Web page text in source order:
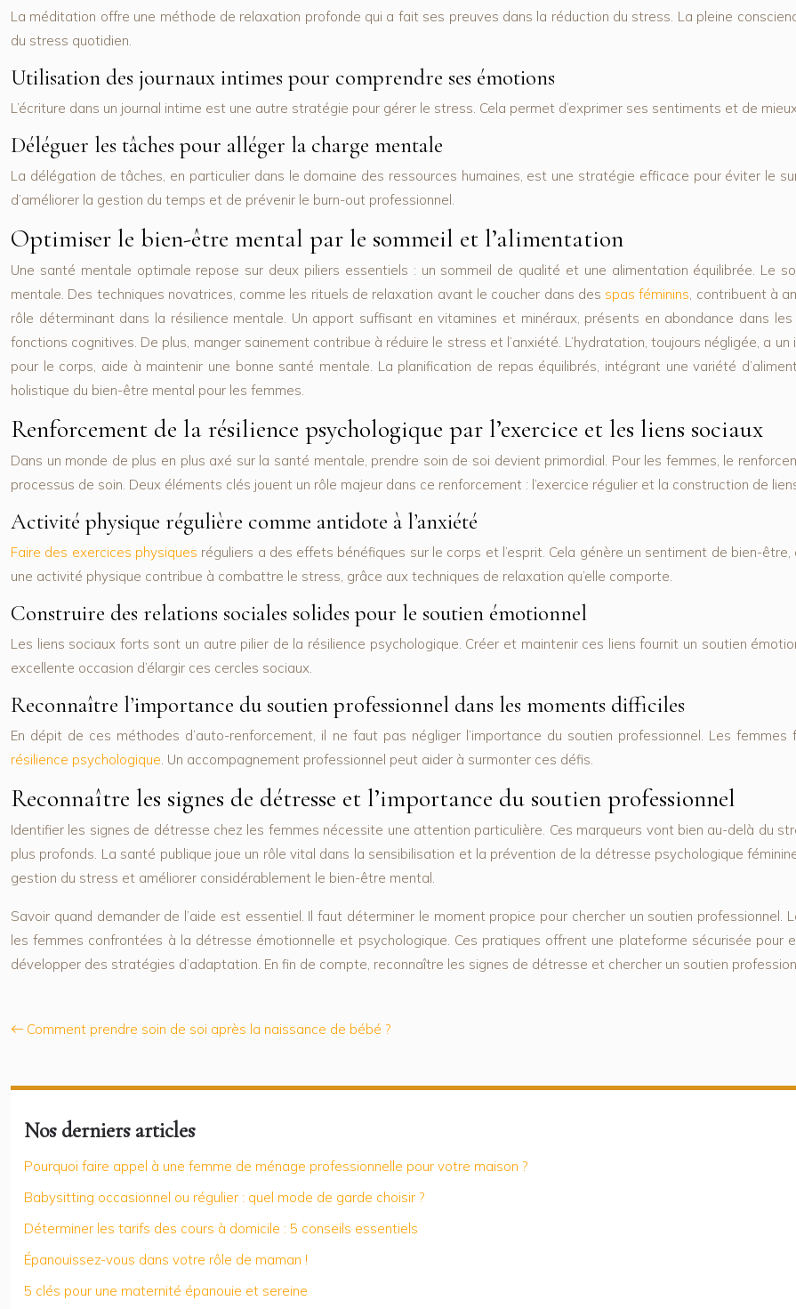
La méditation offre une méthode de relaxation profonde qui a fait ses preuves dans la réduction du stress. La pleine
du stress quotidien.
Utilisation des journaux intimes pour comprendre ses émotions
L’écriture dans un journal intime est une autre stratégie pour gérer le stress. Cela permet d’exprimer ses sentiments et de
Déléguer les tâches pour alléger la charge mentale
La délégation de tâches, en particulier dans le domaine des ressources humaines, est une stratégie efficace pour éviter le
d’améliorer la gestion du temps et de prévenir le burn-out professionnel.
Optimiser le bien-être mental par le sommeil et l’alimentation
Une santé mentale optimale repose sur deux piliers essentiels : un sommeil de qualité et une alimentation équilibrée. Le
mentale. Des techniques novatrices, comme les rituels de relaxation avant le coucher dans des spas féminins, contribuent à
rôle déterminant dans la résilience mentale. Un apport suffisant en vitamines et minéraux, présents en abondance dans
fonctions cognitives. De plus, manger sainement contribue à réduire le stress et l’anxiété. L’hydratation, toujours négligée, a
pour le corps, aide à maintenir une bonne santé mentale. La planification de repas équilibrés, intégrant une variété
holistique du bien-être mental pour les femmes.
Renforcement de la résilience psychologique par l’exercice et les liens sociaux
Dans un monde de plus en plus axé sur la santé mentale, prendre soin de soi devient primordial. Pour les femmes, le
processus de soin. Deux éléments clés jouent un rôle majeur dans ce renforcement : l’exercice régulier et la construction de
Activité physique régulière comme antidote à l’anxiété
Faire des exercices physiques réguliers a des effets bénéfiques sur le corps et l’esprit. Cela génère un sentiment de bien-
une activité physique contribue à combattre le stress, grâce aux techniques de relaxation qu’elle comporte.
Construire des relations sociales solides pour le soutien émotionnel
Les liens sociaux forts sont un autre pilier de la résilience psychologique. Créer et maintenir ces liens fournit un soutien
excellente occasion d’élargir ces cercles sociaux.
Reconnaître l’importance du soutien professionnel dans les moments difficiles
En dépit de ces méthodes d’auto-renforcement, il ne faut pas négliger l’importance du soutien professionnel. Les
résilience psychologique. Un accompagnement professionnel peut aider à surmonter ces défis.
Reconnaître les signes de détresse et l’importance du soutien professionnel
Identifier les signes de détresse chez les femmes nécessite une attention particulière. Ces marqueurs vont bien au-delà du
plus profonds. La santé publique joue un rôle vital dans la sensibilisation et la prévention de la détresse psychologique
gestion du stress et améliorer considérablement le bien-être mental.
Savoir quand demander de l’aide est essentiel. Il faut déterminer le moment propice pour chercher un soutien
les femmes confrontées à la détresse émotionnelle et psychologique. Ces pratiques offrent une plateforme sécurisée
développer des stratégies d’adaptation. En fin de compte, reconnaître les signes de détresse et chercher un soutien
Comment prendre soin de soi après la naissance de bébé ?
Nos derniers articles
Pourquoi faire appel à une femme de ménage professionnelle pour votre maison ?
Babysitting occasionnel ou régulier : quel mode de garde choisir ?
Déterminer les tarifs des cours à domicile : 5 conseils essentiels
Épanouissez-vous dans votre rôle de maman !
5 clés pour une maternité épanouie et sereine